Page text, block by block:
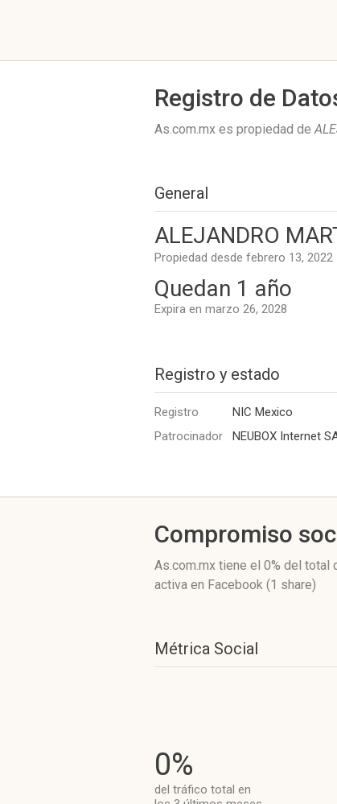
Registro de
As.com.mx es propiedad de
General
ALEJANDRO
Propiedad desde febrero 13, 2022
Quedan 1 año
Expira en marzo 26, 2028
Registro y estado
Registro
NIC Mexico
Patrocinador
NEUBOX Internet
Compromiso
As.com.mx tiene el 0% del total
activa en Facebook (1 share)
Métrica Social
0%
del tráfico total en